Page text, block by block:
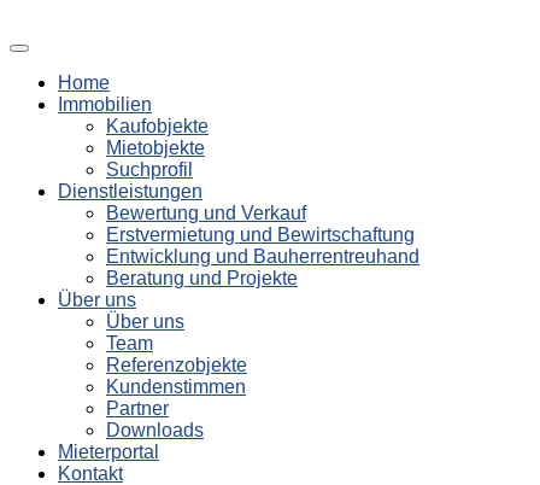
Home
Immobilien
Kaufobjekte
Mietobjekte
Suchprofil
Dienstleistungen
Bewertung und Verkauf
Erstvermietung und Bewirtschaftung
Entwicklung und Bauherrentreuhand
Beratung und Projekte
Über uns
Über uns
Team
Referenzobjekte
Kundenstimmen
Partner
Downloads
Mieterportal
Kontakt